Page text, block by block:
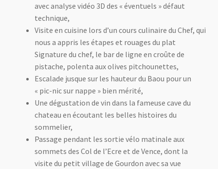
avec analyse vidéo 3D des « éventuels » défaut
technique,
Visite en cuisine lors d’un cours culinaire du Chef, qui
nous a appris les étapes et rouages du plat
Signature du chef, le bar de ligne en croûte de
pistache, polenta aux olives pitchounettes,
Escalade jusque sur les hauteur du Baou pour un
« pic-nic sur nappe » bien mérité,
Une dégustation de vin dans la fameuse cave du
chateau en écoutant les belles histoires du
sommelier,
Passage pendant les sortie vélo matinale aux
sommets des Col de l’Ecre et de Vence, dont la
visite du petit village de Gourdon avec sa vue